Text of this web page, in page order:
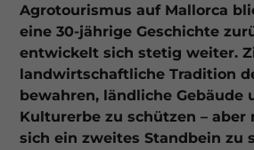
Agrotourismus auf Mallorca
eine 30-jährige Geschichte
entwickelt sich stetig weiter.
landwirtschaftliche Tradition
bewahren, ländliche Gebäude
Kulturerbe zu schützen – aber
sich ein zweites Standbein zu